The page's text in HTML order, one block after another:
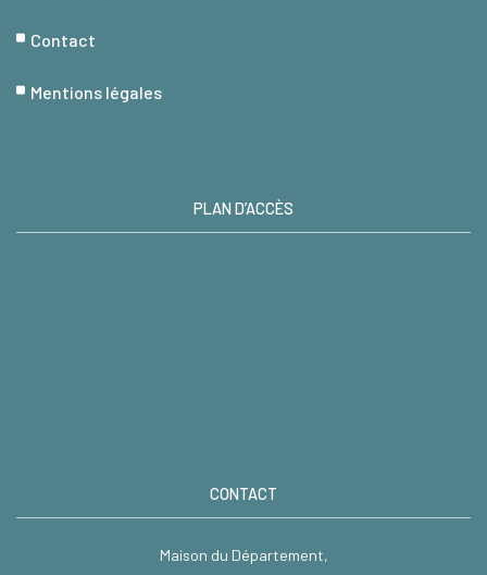
Contact
Mentions légales
PLAN D’ACCÈS
CONTACT
Maison du Département,